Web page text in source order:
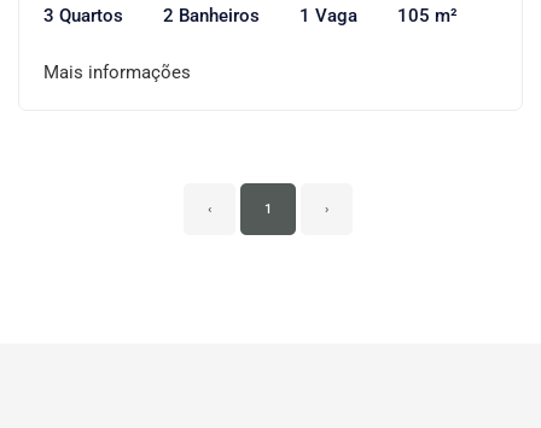
3 Quartos 2 Banheiros 1 Vaga 105 m²
Mais informações
‹ 1 ›